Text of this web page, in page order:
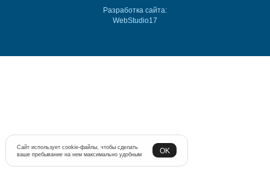
Разработка сайта:
WebStudio17
Сайт использует cookie-файлы, чтобы сделать
ваше пребывание на нем максимально удобным
OK